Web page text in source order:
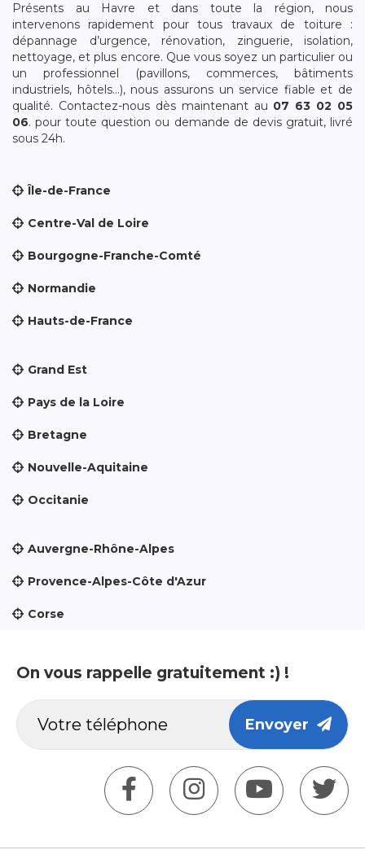
Présents au Havre et dans toute la région, nous
intervenons rapidement pour tous travaux de toiture :
dépannage d’urgence, rénovation, zinguerie, isolation,
nettoyage, et plus encore. Que vous soyez un particulier ou
un professionnel (pavillons, commerces, bâtiments
industriels, hôtels…), nous assurons un service fiable et de
qualité. Contactez-nous dès maintenant au 07 63 02 05
06. pour toute question ou demande de devis gratuit, livré
sous 24h.
Île-de-France
Centre-Val de Loire
Bourgogne-Franche-Comté
Normandie
Hauts-de-France
Grand Est
Pays de la Loire
Bretagne
Nouvelle-Aquitaine
Occitanie
Auvergne-Rhône-Alpes
Provence-Alpes-Côte d'Azur
Corse
On vous rappelle gratuitement :) !
Envoyer